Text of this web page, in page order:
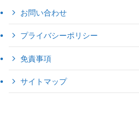
お問い合わせ
プライバシーポリシー
免責事項
サイトマップ